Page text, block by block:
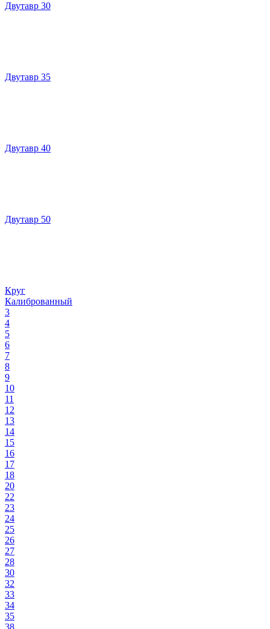
Двутавр 30
Двутавр 35
Двутавр 40
Двутавр 50
Круг
Калиброванный
3
4
5
6
7
8
9
10
11
12
13
14
15
16
17
18
20
22
23
24
25
26
27
28
30
32
33
34
35
38